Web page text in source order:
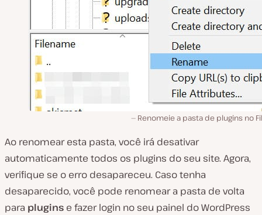
Renomeie a pasta de plugins no
Ao renomear esta pasta, você irá desativar
automaticamente todos os plugins do seu site. Agora,
verifique se o erro desapareceu. Caso tenha
desaparecido, você pode renomear a pasta de volta
para plugins e fazer login no seu painel do WordPress